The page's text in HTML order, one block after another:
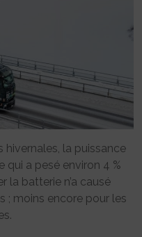
la puissance
qui a pesé environ 4 %
la batterie n’a causé
; moins encore pour les